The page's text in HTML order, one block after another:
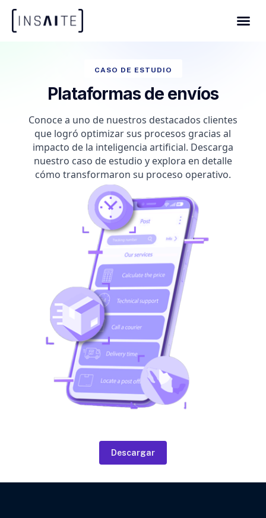
CASO DE ESTUDIO
Plataformas de envíos
Conoce a uno de nuestros destacados clientes
que logró optimizar sus procesos gracias al
impacto de la inteligencia artificial. Descarga
nuestro caso de estudio y explora en detalle
cómo transformaron su proceso operativo.
Descargar